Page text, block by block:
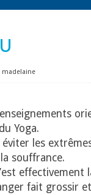
madelaine
Yoga.
éviter les
souffrance.
effectivement
fait grossir